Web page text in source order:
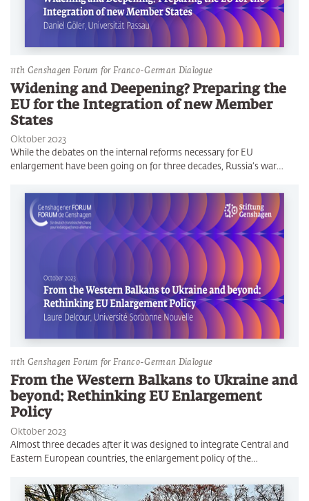
11th Genshagen Forum for Franco-German Dialogue
Widening and Deepening? Preparing the
EU for the Integration of new Member
States
Oktober 2023
While the debates on the internal reforms necessary for EU
enlargement have been going on for three decades, Russia’s war…
11th Genshagen Forum for Franco-German Dialogue
From the Western Balkans to Ukraine and
beyond: Rethinking EU Enlargement
Policy
Oktober 2023
Almost three decades after it was designed to integrate Central and
Eastern European countries, the enlargement policy of the…